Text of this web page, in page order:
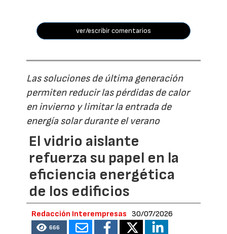
ver/escribir comentarios
Las soluciones de última generación
permiten reducir las pérdidas de calor
en invierno y limitar la entrada de
energía solar durante el verano
El vidrio aislante
refuerza su papel en la
eficiencia energética
de los edificios
Redacción Interempresas 30/07/2026
666